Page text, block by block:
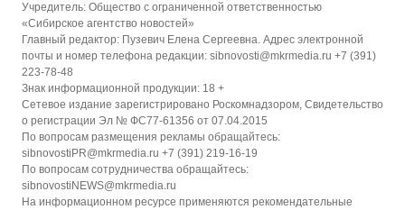
Учредитель: Общество с ограниченной ответственностью
«Сибирское агентство новостей»
Главный редактор: Пузевич Елена Сергеевна. Адрес электронной
почты и номер телефона редакции: sibnovosti@mkrmedia.ru +7 (391)
223-78-48
Знак информационной продукции: 18 +
Сетевое издание зарегистрировано Роскомнадзором, Свидетельство
о регистрации Эл № ФС77-61356 от 07.04.2015
По вопросам размещения рекламы обращайтесь:
sibnovostiPR@mkrmedia.ru +7 (391) 219-16-19
По вопросам сотрудничества обращайтесь:
sibnovostiNEWS@mkrmedia.ru
На информационном ресурсе применяются рекомендательные